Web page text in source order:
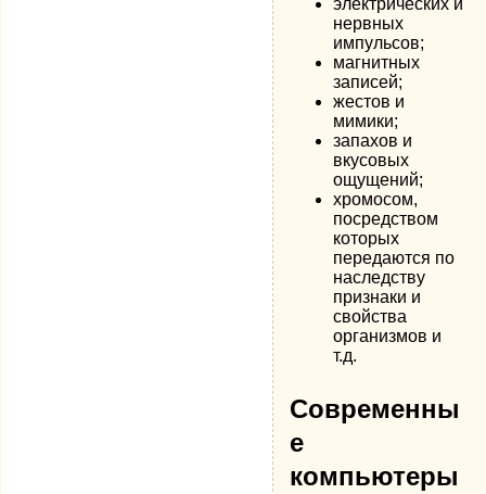
электрических и
нервных
импульсов;
магнитных
записей;
жестов и
мимики;
запахов и
вкусовых
ощущений;
хромосом,
посредством
которых
передаются по
наследству
признаки и
свойства
организмов и
т.д.
Современны
е
компьютеры